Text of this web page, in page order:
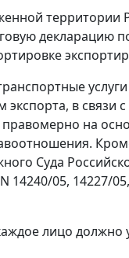
территории
декларацию
экспорта, в связи
на
Суда
14240/05, 14227/05,
лицо должно